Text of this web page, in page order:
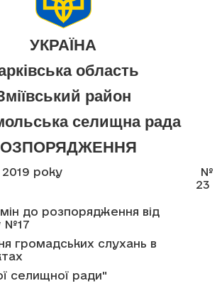
УКРАЇНА
область
район
селищна рада
року
№
23
до розпорядження від
№17
громадських слухань в
селищної ради"